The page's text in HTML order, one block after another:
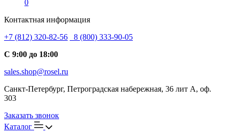
0
Контактная информация
+7 (812) 320-82-56
8 (800) 333-90-05
С 9:00 до 18:00
sales.shop@rosel.ru
Санкт-Петербург, Петроградская набережная, 36 лит А, оф.
303
Заказать звонок
Каталог